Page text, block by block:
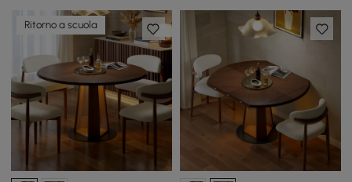
Ritorno a scuola